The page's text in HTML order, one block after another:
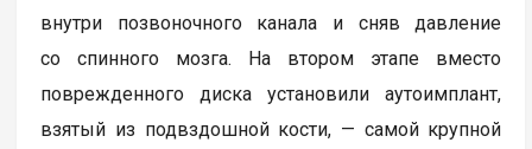
внутри позвоночного канала и сняв давление
со спинного мозга. На втором этапе вместо
поврежденного диска установили аутоимплант,
взятый из подвздошной кости, — самой крупной